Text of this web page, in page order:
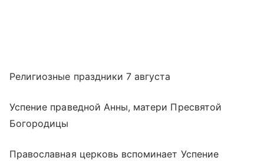
Религиозные праздники 7 августа
Успение праведной Анны, матери Пресвятой
Богородицы
Православная церковь вспоминает Успение